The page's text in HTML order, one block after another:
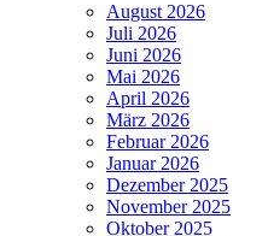
August 2026
Juli 2026
Juni 2026
Mai 2026
April 2026
März 2026
Februar 2026
Januar 2026
Dezember 2025
November 2025
Oktober 2025